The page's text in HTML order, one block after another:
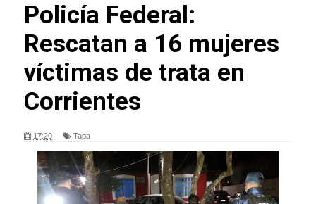
Policía Federal:
Rescatan a 16 mujeres
víctimas de trata en
Corrientes
17:20 Tapa